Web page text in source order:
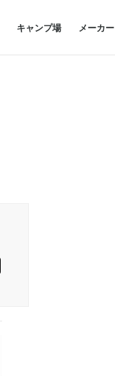
キャンプ場 メーカー